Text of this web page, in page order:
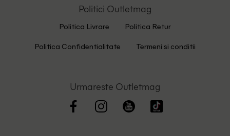
Politici Outletmag
Politica Livrare Politica Retur
Politica Confidentialitate Termeni si conditii
Urmareste Outletmag